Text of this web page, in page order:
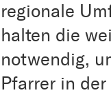
regionale
halten die
notwendig,
Pfarrer in